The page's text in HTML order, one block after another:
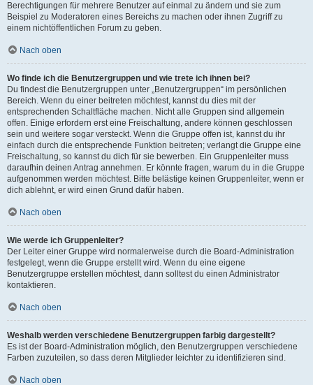
Berechtigungen für mehrere Benutzer auf einmal zu ändern und sie zum
Beispiel zu Moderatoren eines Bereichs zu machen oder ihnen Zugriff zu
einem nichtöffentlichen Forum zu geben.
Nach oben
Wo finde ich die Benutzergruppen und wie trete ich ihnen bei?
Du findest die Benutzergruppen unter „Benutzergruppen“ im persönlichen
Bereich. Wenn du einer beitreten möchtest, kannst du dies mit der
entsprechenden Schaltfläche machen. Nicht alle Gruppen sind allgemein
offen. Einige erfordern erst eine Freischaltung, andere können geschlossen
sein und weitere sogar versteckt. Wenn die Gruppe offen ist, kannst du ihr
einfach durch die entsprechende Funktion beitreten; verlangt die Gruppe eine
Freischaltung, so kannst du dich für sie bewerben. Ein Gruppenleiter muss
daraufhin deinen Antrag annehmen. Er könnte fragen, warum du in die Gruppe
aufgenommen werden möchtest. Bitte belästige keinen Gruppenleiter, wenn er
dich ablehnt, er wird einen Grund dafür haben.
Nach oben
Wie werde ich Gruppenleiter?
Der Leiter einer Gruppe wird normalerweise durch die Board-Administration
festgelegt, wenn die Gruppe erstellt wird. Wenn du eine eigene
Benutzergruppe erstellen möchtest, dann solltest du einen Administrator
kontaktieren.
Nach oben
Weshalb werden verschiedene Benutzergruppen farbig dargestellt?
Es ist der Board-Administration möglich, den Benutzergruppen verschiedene
Farben zuzuteilen, so dass deren Mitglieder leichter zu identifizieren sind.
Nach oben